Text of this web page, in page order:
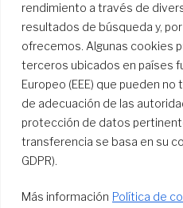
rendimiento a través de
resultados de búsqueda y,
ofrecemos. Algunas cookies
terceros ubicados en países
Europeo (EEE) que pueden
de adecuación de las
protección de datos
transferencia se basa en su
GDPR).
Más información Política de
Casa